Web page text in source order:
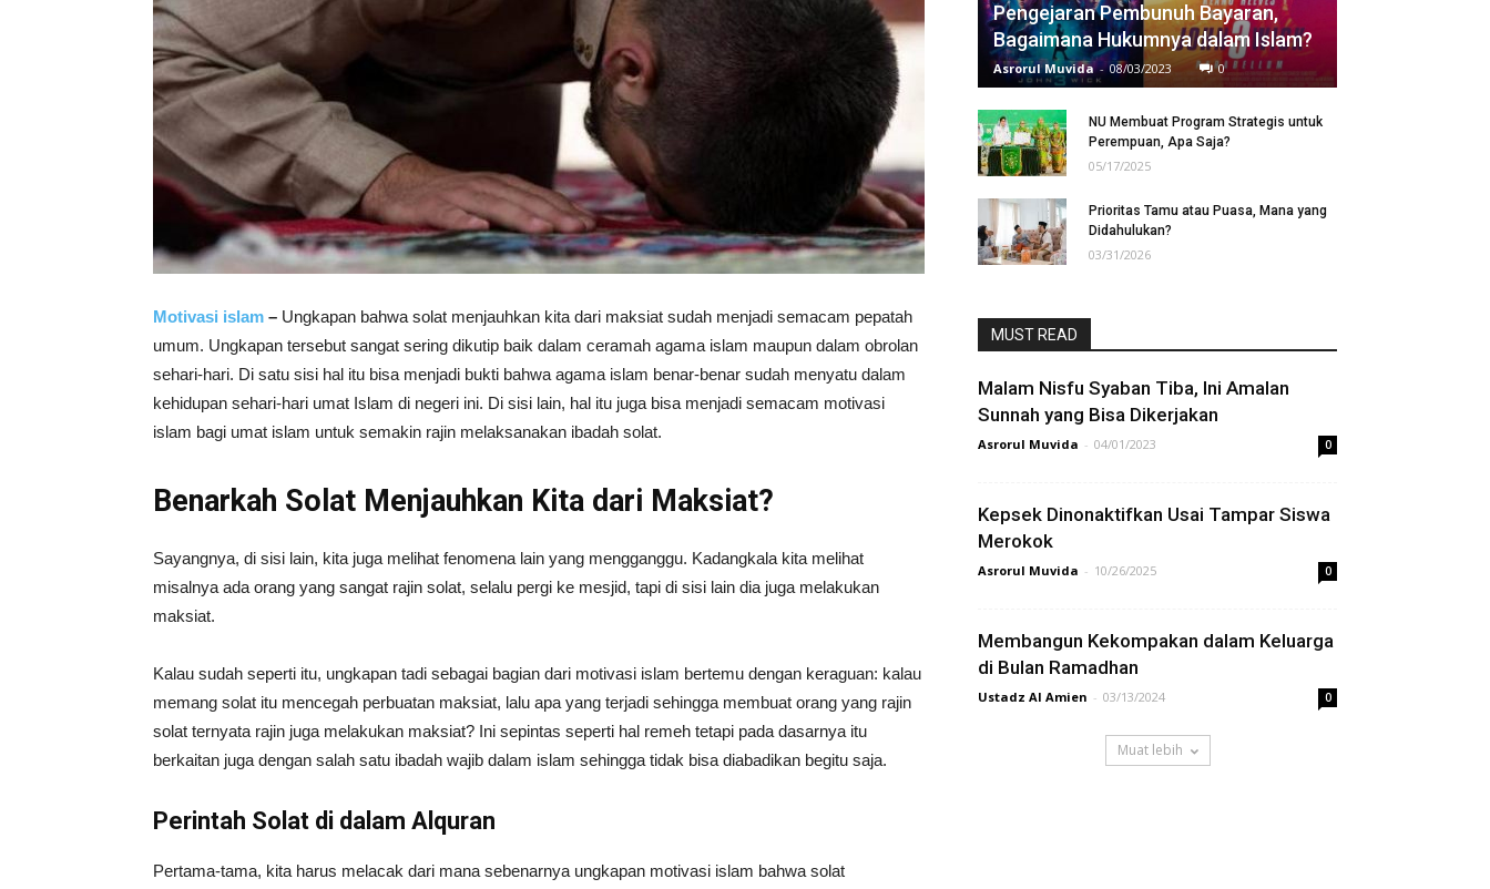
Motivasi islam – Ungkapan bahwa solat menjauhkan kita dari maksiat sudah menjadi semacam pepatah
umum. Ungkapan tersebut sangat sering dikutip baik dalam ceramah agama islam maupun dalam obrolan
sehari-hari. Di satu sisi hal itu bisa menjadi bukti bahwa agama islam benar-benar sudah menyatu dalam
kehidupan sehari-hari umat Islam di negeri ini. Di sisi lain, hal itu juga bisa menjadi semacam motivasi
islam bagi umat islam untuk semakin rajin melaksanakan ibadah solat.
Benarkah Solat Menjauhkan Kita dari Maksiat?
Sayangnya, di sisi lain, kita juga melihat fenomena lain yang mengganggu. Kadangkala kita melihat
misalnya ada orang yang sangat rajin solat, selalu pergi ke mesjid, tapi di sisi lain dia juga melakukan
maksiat.
Kalau sudah seperti itu, ungkapan tadi sebagai bagian dari motivasi islam bertemu dengan keraguan: kalau
memang solat itu mencegah perbuatan maksiat, lalu apa yang terjadi sehingga membuat orang yang rajin
solat ternyata rajin juga melakukan maksiat? Ini sepintas seperti hal remeh tetapi pada dasarnya itu
berkaitan juga dengan salah satu ibadah wajib dalam islam sehingga tidak bisa diabadikan begitu saja.
Perintah Solat di dalam Alquran
Pertama-tama, kita harus melacak dari mana sebenarnya ungkapan motivasi islam bahwa solat
Pengejaran Pembunuh Bayaran,
Bagaimana Hukumnya dalam Islam?
Asrorul Muvida - 08/03/2023 0
NU Membuat Program Strategis untuk
Perempuan, Apa Saja?
05/17/2025
Prioritas Tamu atau Puasa, Mana yang
Didahulukan?
03/31/2026
MUST READ
Malam Nisfu Syaban Tiba, Ini Amalan
Sunnah yang Bisa Dikerjakan
Asrorul Muvida - 04/01/2023 0
Kepsek Dinonaktifkan Usai Tampar Siswa
Merokok
Asrorul Muvida - 10/26/2025 0
Membangun Kekompakan dalam Keluarga
di Bulan Ramadhan
Ustadz Al Amien - 03/13/2024 0
Muat lebih